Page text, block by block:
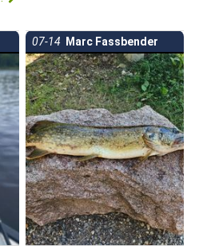
07-14 Marc Fassbender